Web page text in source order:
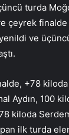
turda
çeyrek finalde
ve
+78
Aydın, 100
kiloda
ilk turda